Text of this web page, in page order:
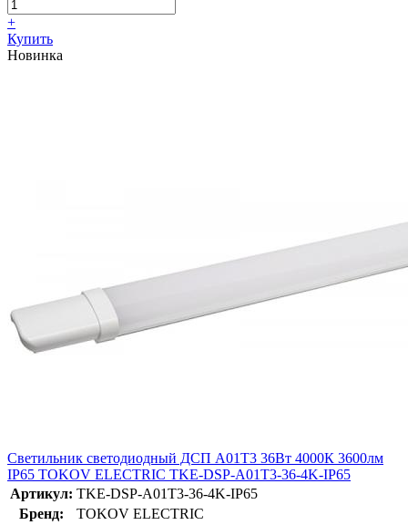
+
Купить
Новинка
Светильник светодиодный ДСП A01Т3 36Вт 4000К 3600лм
IP65 TOKOV ELECTRIC TKE-DSP-A01T3-36-4K-IP65
Артикул: TKE-DSP-A01T3-36-4K-IP65
Бренд:
TOKOV ELECTRIC